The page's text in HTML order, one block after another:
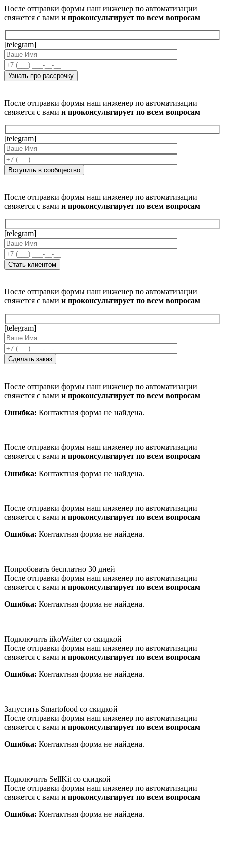
После отправки формы наш инженер по автоматизации
свяжется с вами и проконсультирует по всем вопросам
[telegram]
После отправки формы наш инженер по автоматизации
свяжется с вами и проконсультирует по всем вопросам
[telegram]
После отправки формы наш инженер по автоматизации
свяжется с вами и проконсультирует по всем вопросам
[telegram]
После отправки формы наш инженер по автоматизации
свяжется с вами и проконсультирует по всем вопросам
[telegram]
После отправки формы наш инженер по автоматизации
свяжется с вами и проконсультирует по всем вопросам
Ошибка: Контактная форма не найдена.
После отправки формы наш инженер по автоматизации
свяжется с вами и проконсультирует по всем вопросам
Ошибка: Контактная форма не найдена.
После отправки формы наш инженер по автоматизации
свяжется с вами и проконсультирует по всем вопросам
Ошибка: Контактная форма не найдена.
Попробовать бесплатно 30 дней
После отправки формы наш инженер по автоматизации
свяжется с вами и проконсультирует по всем вопросам
Ошибка: Контактная форма не найдена.
Подключить iikoWaiter со скидкой
После отправки формы наш инженер по автоматизации
свяжется с вами и проконсультирует по всем вопросам
Ошибка: Контактная форма не найдена.
Запустить Smartofood со скидкой
После отправки формы наш инженер по автоматизации
свяжется с вами и проконсультирует по всем вопросам
Ошибка: Контактная форма не найдена.
Подключить SellKit со скидкой
После отправки формы наш инженер по автоматизации
свяжется с вами и проконсультирует по всем вопросам
Ошибка: Контактная форма не найдена.